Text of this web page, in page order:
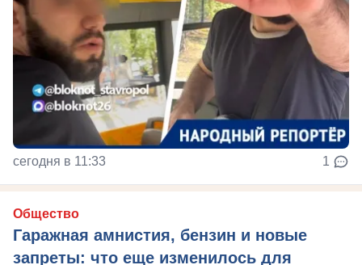
сегодня в 11:33 1
Общество
Гаражная амнистия, бензин и новые
запреты: что еще изменилось для